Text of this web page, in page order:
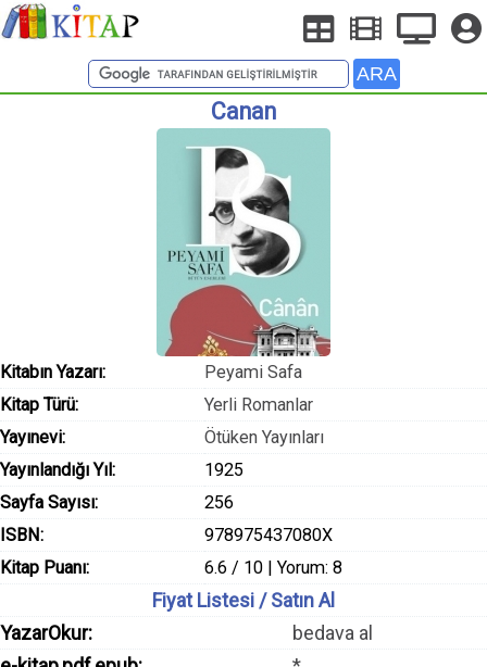
Canan
Kitabın Yazarı:
Peyami Safa
Kitap Türü:
Yerli Romanlar
Yayınevi:
Ötüken Yayınları
Yayınlandığı Yıl:
1925
Sayfa Sayısı:
256
ISBN:
978975437080X
Kitap Puanı:
6.6 / 10 | Yorum: 8
Fiyat Listesi / Satın Al
YazarOkur:
bedava al